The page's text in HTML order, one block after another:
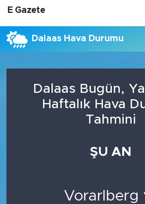
E Gazete
Dalaas Hava Durumu
Dalaas Bugün,
Haftalık Hava
Tahmini
ŞU AN
Vorarlberg
EKONOMİ
DÜNYA
Magazin
Tüm Manşetler
Son Dakika Haberleri